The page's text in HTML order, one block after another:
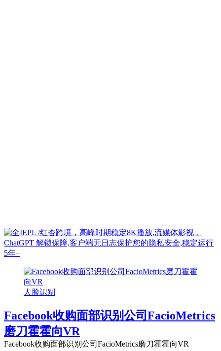
人脸识别
Facebook收购面部识别公司FacioMetrics
磨刀霍霍向VR
Facebook收购面部识别公司FacioMetrics磨刀霍霍向VR